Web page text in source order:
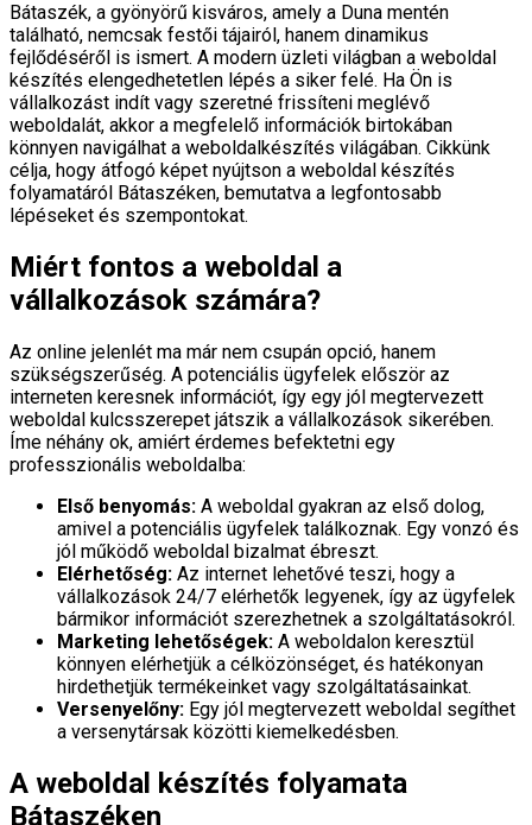
Bátaszék, a gyönyörű kisváros, amely a Duna mentén
található, nemcsak festői tájairól, hanem dinamikus
fejlődéséről is ismert. A modern üzleti világban a weboldal
készítés elengedhetetlen lépés a siker felé. Ha Ön is
vállalkozást indít vagy szeretné frissíteni meglévő
weboldalát, akkor a megfelelő információk birtokában
könnyen navigálhat a weboldalkészítés világában. Cikkünk
célja, hogy átfogó képet nyújtson a weboldal készítés
folyamatáról Bátaszéken, bemutatva a legfontosabb
lépéseket és szempontokat.
Miért fontos a weboldal a
vállalkozások számára?
Az online jelenlét ma már nem csupán opció, hanem
szükségszerűség. A potenciális ügyfelek először az
interneten keresnek információt, így egy jól megtervezett
weboldal kulcsszerepet játszik a vállalkozások sikerében.
Íme néhány ok, amiért érdemes befektetni egy
professzionális weboldalba:
Első benyomás: A weboldal gyakran az első dolog,
amivel a potenciális ügyfelek találkoznak. Egy vonzó és
jól működő weboldal bizalmat ébreszt.
Elérhetőség: Az internet lehetővé teszi, hogy a
vállalkozások 24/7 elérhetők legyenek, így az ügyfelek
bármikor információt szerezhetnek a szolgáltatásokról.
Marketing lehetőségek: A weboldalon keresztül
könnyen elérhetjük a célközönséget, és hatékonyan
hirdethetjük termékeinket vagy szolgáltatásainkat.
Versenyelőny: Egy jól megtervezett weboldal segíthet
a versenytársak közötti kiemelkedésben.
A weboldal készítés folyamata
Bátaszéken